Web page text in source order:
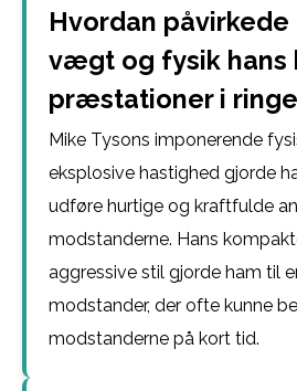
Hvordan påvirkede
vægt og fysik hans
præstationer i
Mike Tysons imponerende
eksplosive hastighed gjorde
udføre hurtige og kraftfulde
modstanderne. Hans
aggressive stil gjorde ham til
modstander, der ofte kunne
modstanderne på kort tid.